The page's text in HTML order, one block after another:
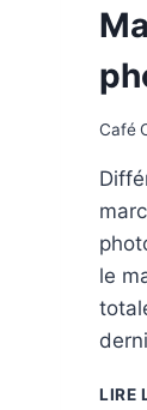
Café
le
LIRE